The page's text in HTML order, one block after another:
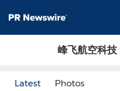
峰飞航空科技
Latest Photos